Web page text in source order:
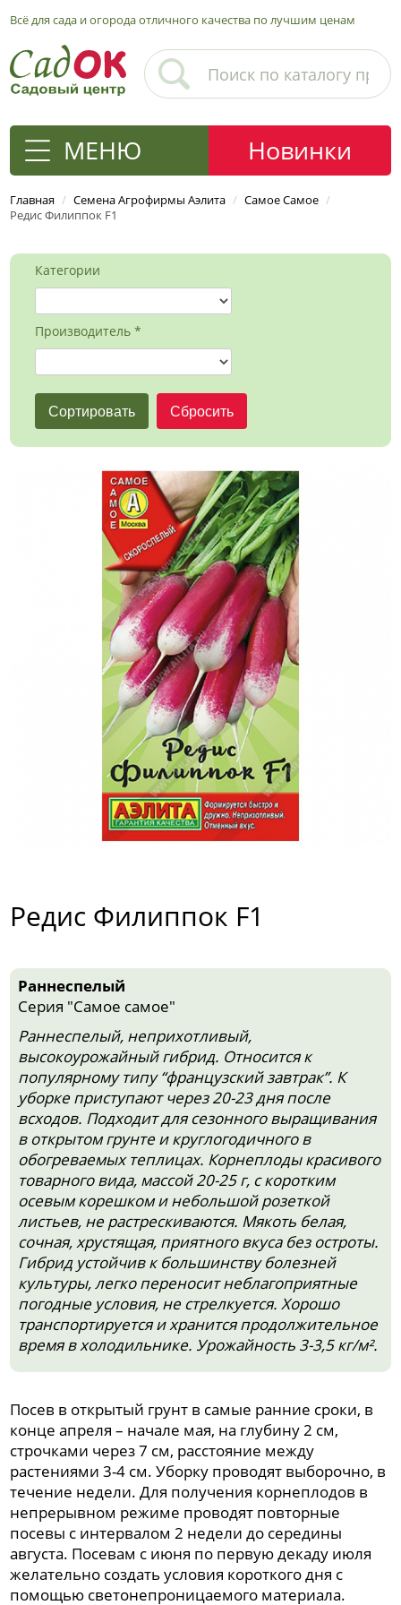
Всё для сада и огорода отличного качества по лучшим ценам
МЕНЮ Новинки
Главная / Семена Агрофирмы Аэлита / Самое Самое /
Редис Филиппок F1
Категории
Производитель *
Редис Филиппок F1
Раннеспелый
Серия "Самое самое"
Раннеспелый, неприхотливый,
высокоурожайный гибрид. Относится к
популярному типу “французский завтрак”. К
уборке приступают через 20-23 дня после
всходов. Подходит для сезонного выращивания
в открытом грунте и круглогодичного в
обогреваемых теплицах. Корнеплоды красивого
товарного вида, массой 20-25 г, с коротким
осевым корешком и небольшой розеткой
листьев, не растрескиваются. Мякоть белая,
сочная, хрустящая, приятного вкуса без остроты.
Гибрид устойчив к большинству болезней
культуры, легко переносит неблагоприятные
погодные условия, не стрелкуется. Хорошо
транспортируется и хранится продолжительное
время в холодильнике. Урожайность 3-3,5 кг/м².
Посев в открытый грунт в самые ранние сроки, в
конце апреля – начале мая, на глубину 2 см,
строчками через 7 см, расстояние между
растениями 3-4 см. Уборку проводят выборочно, в
течение недели. Для получения корнеплодов в
непрерывном режиме проводят повторные
посевы с интервалом 2 недели до середины
августа. Посевам с июня по первую декаду июля
желательно создать условия короткого дня с
помощью светонепроницаемого материала.